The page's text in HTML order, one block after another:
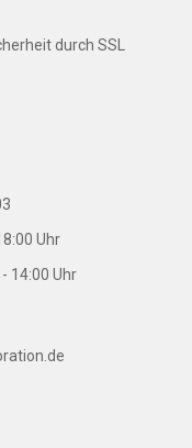
durch SSL
Uhr
14:00 Uhr